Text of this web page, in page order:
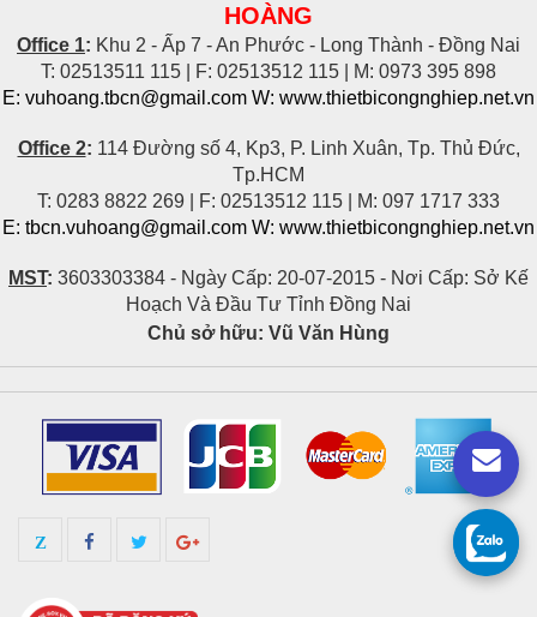
HOÀNG
Office 1: Khu 2 - Ấp 7 - An Phước - Long Thành - Đồng Nai
T: 02513511 115 | F: 02513512 115 | M: 0973 395 898
E: vuhoang.tbcn@gmail.com W: www.thietbicongnghiep.net.vn
Office 2: 114 Đường số 4, Kp3, P. Linh Xuân, Tp. Thủ Đức,
Tp.HCM
T: 0283 8822 269 | F: 02513512 115 | M: 097 1717 333
E: tbcn.vuhoang@gmail.com W: www.thietbicongnghiep.net.vn
MST: 3603303384 - Ngày Cấp: 20-07-2015 - Nơi Cấp: Sở Kế
Hoạch Và Đầu Tư Tỉnh Đồng Nai
Chủ sở hữu: Vũ Văn Hùng
Z